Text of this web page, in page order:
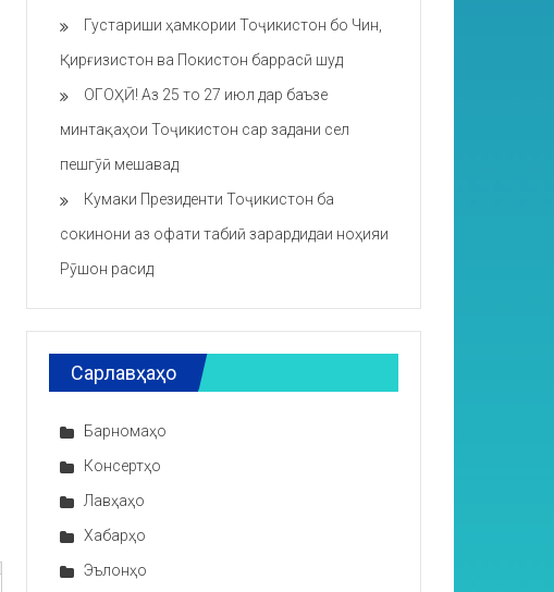
Густариши ҳамкории Тоҷикистон бо Чин,
Қирғизистон ва Покистон баррасӣ шуд
ОГОҲӢ! Аз 25 то 27 июл дар баъзе
минтақаҳои Тоҷикистон сар задани сел
пешгӯӣ мешавад
Кумаки Президенти Тоҷикистон ба
сокинони аз офати табиӣ зарардидаи ноҳияи
Рӯшон расид
Сарлавҳаҳо
Барномаҳо
Консертҳо
Лавҳаҳо
Хабарҳо
Эълонҳо